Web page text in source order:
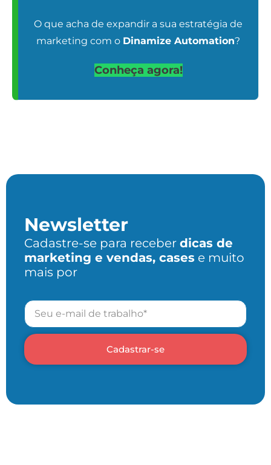
O que acha de expandir a sua estratégia de
marketing com o Dinamize Automation?
Conheça agora!
Newsletter
Cadastre-se para receber dicas de
marketing e vendas, cases e muito
mais por
Cadastrar-se